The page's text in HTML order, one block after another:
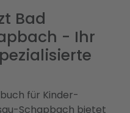
Bad
- Ihr
für Kinder-
Schapbach bietet